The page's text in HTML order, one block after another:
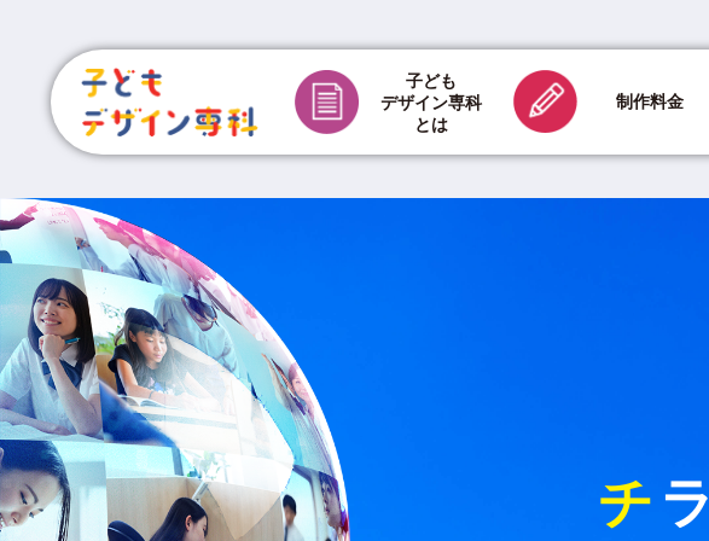
子ども
デザイン専科
とは
制作料金
チラシ制作費 印刷のみの場合
チ ラ